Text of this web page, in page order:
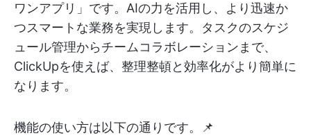
ワンアプリ」です。AIの力を活用し、より迅速か
つスマートな業務を実現します。タスクのスケジ
ュール管理からチームコラボレーションまで、
ClickUpを使えば、整理整頓と効率化がより簡単に
なります。
機能の使い方は以下の通りです。📌